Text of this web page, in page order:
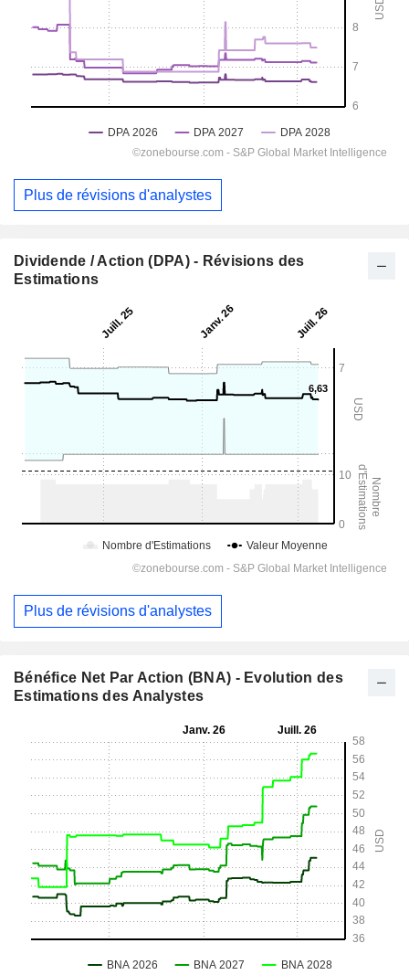
Plus de révisions d'analystes
Dividende / Action (DPA) - Révisions des
Estimations
Plus de révisions d'analystes
Bénéfice Net Par Action (BNA) - Evolution des
Estimations des Analystes